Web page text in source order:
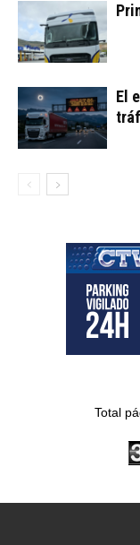
El
Total